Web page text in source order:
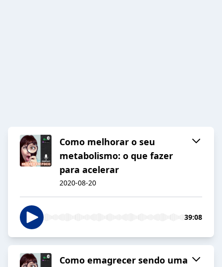
Como melhorar o seu
metabolismo: o que fazer
para acelerar
2020-08-20
39:08
Como emagrecer sendo uma